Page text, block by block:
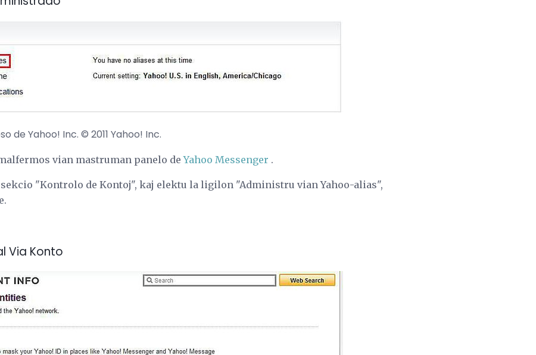
de Yahoo! Inc. © 2011 Yahoo! Inc.
vian mastruman panelo deYahoo Messenger .
"Kontrolo de Kontoj", kaj elektu la ligilon "Administru vian Yahoo-alias",
Via Konto